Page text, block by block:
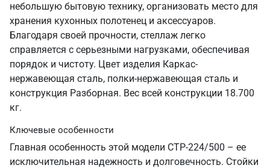
небольшую бытовую технику, организовать место для
хранения кухонных полотенец и аксессуаров.
Благодаря своей прочности, стеллаж легко
справляется с серьезными нагрузками, обеспечивая
порядок и чистоту. Цвет изделия Каркас-
нержавеющая сталь, полки-нержавеющая сталь и
конструкция Разборная. Вес всей конструкции 18.700
кг.
Ключевые особенности
Главная особенность этой модели СТР-224/500 – ее
исключительная надежность и долговечность. Стойки